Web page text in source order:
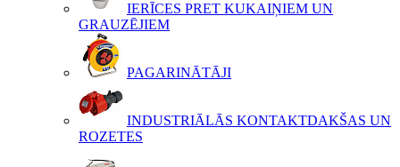
IERĪCES PRET KUKAIŅIEM UN
GRAUZĒJIEM
PAGARINĀTĀJI
INDUSTRIĀLĀS KONTAKTDAKŠAS UN
ROZETES